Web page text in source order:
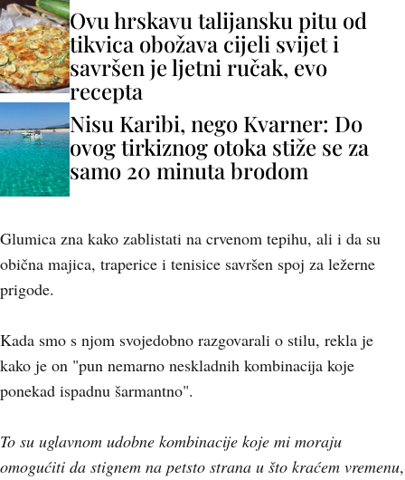
Ovu hrskavu talijansku pitu od
tikvica obožava cijeli svijet i
savršen je ljetni ručak, evo
recepta
Nisu Karibi, nego Kvarner: Do
ovog tirkiznog otoka stiže se za
samo 20 minuta brodom
Glumica zna kako zablistati na crvenom tepihu, ali i da su
obična majica, traperice i tenisice savršen spoj za ležerne
prigode.
Kada smo s njom svojedobno razgovarali o stilu, rekla je
kako je on "pun nemarno neskladnih kombinacija koje
ponekad ispadnu šarmantno".
To su uglavnom udobne kombinacije koje mi moraju
omogućiti da stignem na petsto strana u što kraćem vremenu,